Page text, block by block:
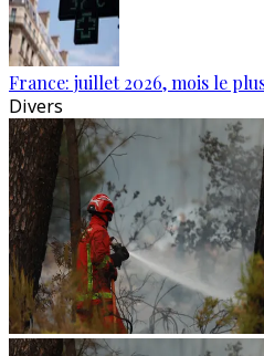
France: juillet 2026, mois le
Divers